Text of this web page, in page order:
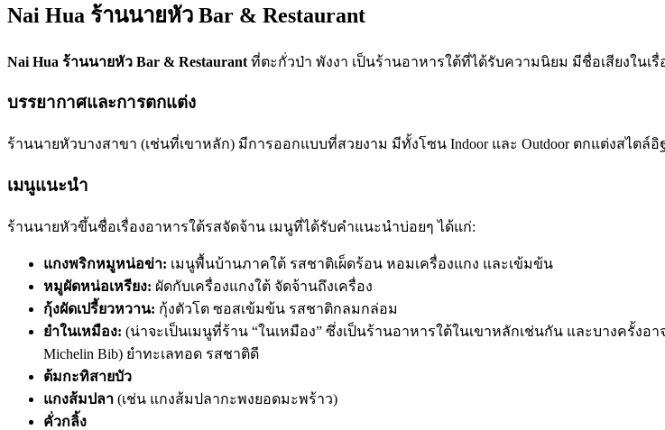
Nai Hua ร้านนายหัว Bar & Restaurant
Nai Hua ร้านนายหัว Bar & Restaurant ที่ตะกั่วป่า พังงา เป็นร้านอาหารใต้ที่ได้รับความนิยม มีชื่อเสียงในเ
บรรยากาศและการตกแต่ง
ร้านนายหัวบางสาขา (เช่นที่เขาหลัก) มีการออกแบบที่สวยงาม มีทั้งโซน Indoor และ Outdoor ตกแต่งสไ
เมนูแนะนำ
ร้านนายหัวขึ้นชื่อเรื่องอาหารใต้รสจัดจ้าน เมนูที่ได้รับคำแนะนำบ่อยๆ ได้แก่:
แกงพริกหมูหน่อข่า: เมนูพื้นบ้านภาคใต้ รสชาติเผ็ดร้อน หอมเครื่องแกง และเข้มข้น
หมูผัดหน่อเหรียง: ผัดกับเครื่องแกงใต้ จัดจ้านถึงเครื่อง
กุ้งผัดเปรี้ยวหวาน: กุ้งตัวโต ซอสเข้มข้น รสชาติกลมกล่อม
ยำในเหมือง: (น่าจะเป็นเมนูที่ร้าน “ในเหมือง” ซึ่งเป็นร้านอาหารใต้ในเขาหลักเช่นกัน และบางครั้ง
Michelin Bib) ยำทะเลทอด รสชาติดี
ต้มกะทิสายบัว
แกงส้มปลา (เช่น แกงส้มปลากะพงยอดมะพร้าว)
คั่วกลิ้ง